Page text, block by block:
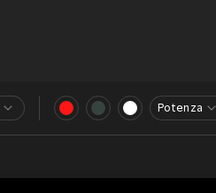
Potenza